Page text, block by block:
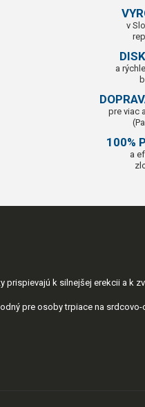
v
a
pre viac
100%
a
k silnejšej erekcii a k
pre osoby trpiace na